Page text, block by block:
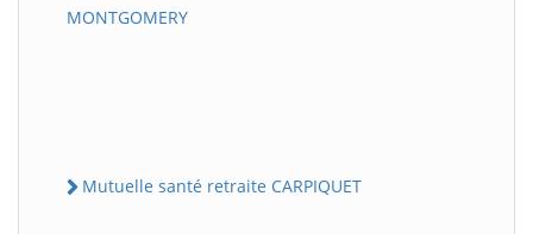
MONTGOMERY
Mutuelle santé retraite CARPIQUET